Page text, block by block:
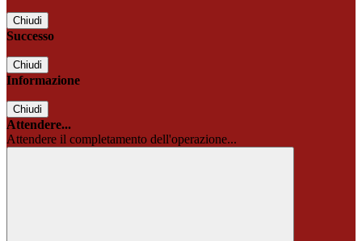
Chiudi
Successo
Chiudi
Informazione
Chiudi
Attendere...
Attendere il completamento dell'operazione...